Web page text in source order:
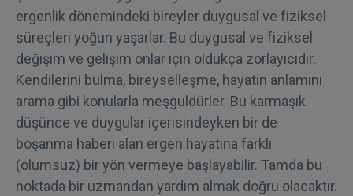
ergenlik dönemindeki bireyler duygusal ve fiziksel
süreçleri yoğun yaşarlar. Bu duygusal ve fiziksel
değişim ve gelişim onlar için oldukça zorlayıcıdır.
Kendilerini bulma, bireyselleşme, hayatın anlamını
arama gibi konularla meşguldürler. Bu karmaşık
düşünce ve duygular içerisindeyken bir de
boşanma haberi alan ergen hayatına farklı
(olumsuz) bir yön vermeye başlayabilir. Tamda bu
noktada bir uzmandan yardım almak doğru olacaktır.